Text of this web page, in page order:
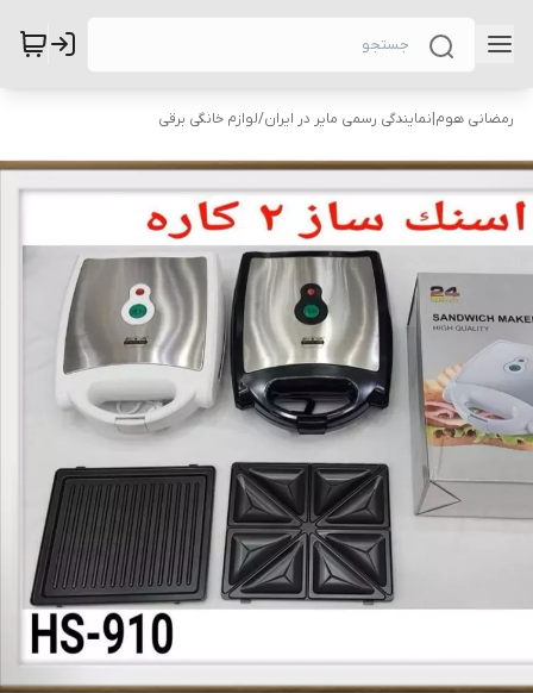
رمضانی هوم|نمایندگی رسمی مایر در ایران/لوازم خانگی برقی